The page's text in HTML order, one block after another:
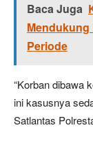
Baca Juga
Periode
“Korban dibawa
ini kasusnya
Satlantas